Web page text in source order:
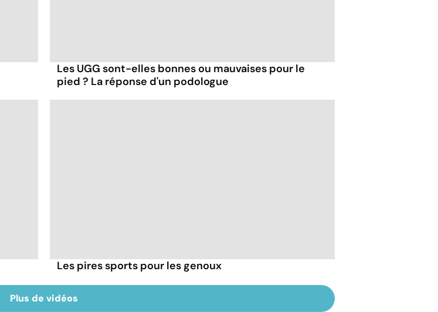
Les UGG sont-elles bonnes ou mauvaises pour le
pied ? La réponse d'un podologue
Les pires sports pour les genoux
Plus de vidéos